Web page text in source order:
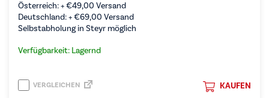
Österreich: +€49,00 Versand
Deutschland: +€69,00 Versand
Selbstabholung in Steyr möglich
Verfügbarkeit: Lagernd
KAUFEN
VERGLEICHEN